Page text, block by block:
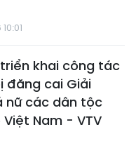
khai công tác
đăng cai Giải
nữ các dân tộc
Nam - VTV